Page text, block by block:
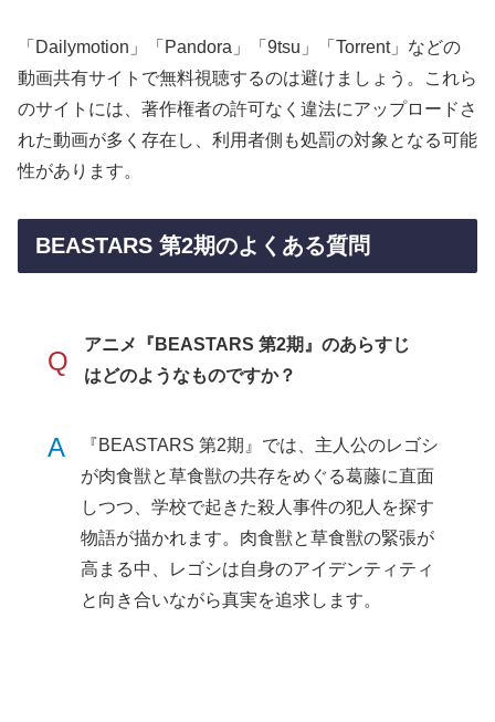
「Dailymotion」「Pandora」「9tsu」「Torrent」などの
動画共有サイトで無料視聴するのは避けましょう。これら
のサイトには、著作権者の許可なく違法にアップロードさ
れた動画が多く存在し、利用者側も処罰の対象となる可能
性があります。
BEASTARS 第2期のよくある質問
Q
アニメ『BEASTARS 第2期』のあらすじ
はどのようなものですか？
A
『BEASTARS 第2期』では、主人公のレゴシ
が肉食獣と草食獣の共存をめぐる葛藤に直面
しつつ、学校で起きた殺人事件の犯人を探す
物語が描かれます。肉食獣と草食獣の緊張が
高まる中、レゴシは自身のアイデンティティ
と向き合いながら真実を追求します。